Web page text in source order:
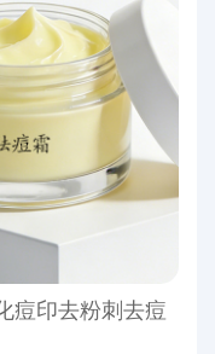
痘印去粉刺去痘